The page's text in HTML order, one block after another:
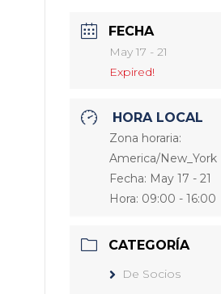
FECHA
May 17 - 21
Expired!
HORA LOCAL
Zona horaria:
America/New_York
Fecha: May 17 - 21
Hora: 09:00 - 16:00
CATEGORÍA
De Socios